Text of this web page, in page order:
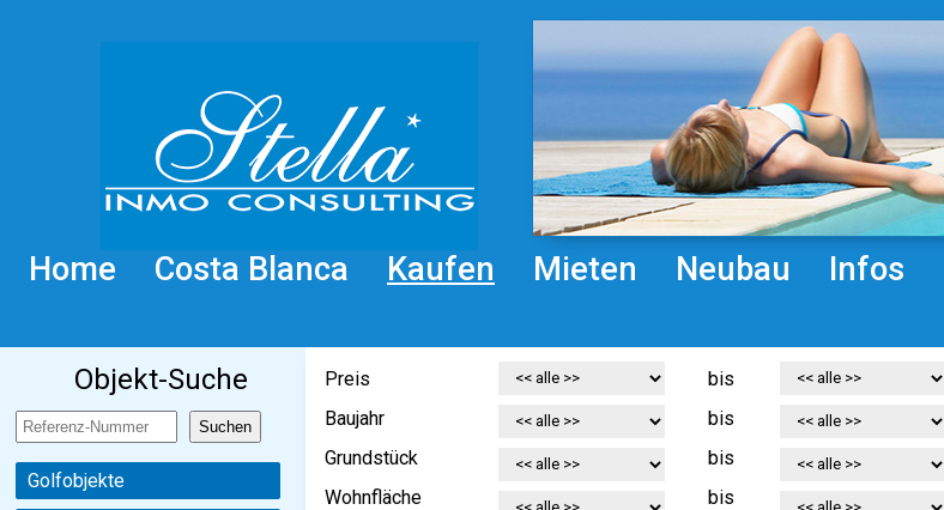
Home Costa Blanca Kaufen Mieten Neubau Infos
Objekt-Suche
Golfobjekte
Preis
Baujahr
Grundstück
Wohnfläche
bis
bis
bis
bis